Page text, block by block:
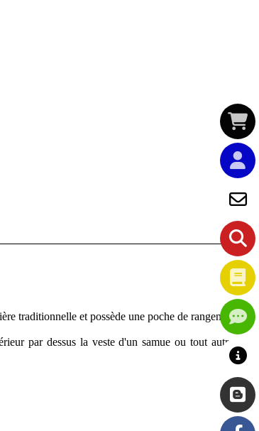
traditionnelle et possède une poche de rangement
par dessus la veste d'un samue ou tout autres